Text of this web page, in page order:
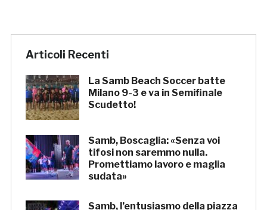
Articoli Recenti
La Samb Beach Soccer batte
Milano 9-3 e va in Semifinale
Scudetto!
Samb, Boscaglia: «Senza voi
tifosi non saremmo nulla.
Promettiamo lavoro e maglia
sudata»
Samb, l’entusiasmo della piazza